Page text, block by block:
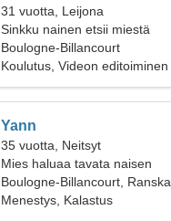
31 vuotta, Leijona
Sinkku nainen etsii miestä
Boulogne-Billancourt
Koulutus, Videon editoiminen
Yann
35 vuotta, Neitsyt
Mies haluaa tavata naisen
Boulogne-Billancourt, Ranska
Menestys, Kalastus